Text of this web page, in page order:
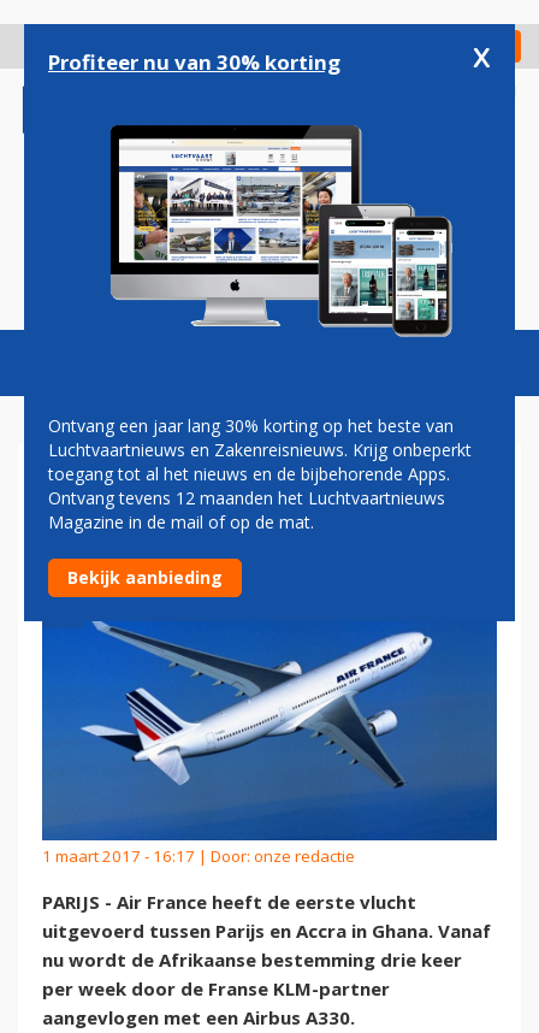
gaan
Check in
Magazine Podcasts Vacatures
AIR FRANCE VAN START MET
LIJNDIENST NAAR ACCRA
1 maart 2017 - 16:17 | Door: onze redactie
PARIJS - Air France heeft de eerste vlucht
uitgevoerd tussen Parijs en Accra in Ghana. Vanaf
nu wordt de Afrikaanse bestemming drie keer
per week door de Franse KLM-partner
aangevlogen met een Airbus A330.
Profiteer nu van 30% korting x
Ontvang een jaar lang 30% korting op het beste van
Luchtvaartnieuws en Zakenreisnieuws. Krijg onbeperkt
toegang tot al het nieuws en de bijbehorende Apps.
Ontvang tevens 12 maanden het Luchtvaartnieuws
Magazine in de mail of op de mat.
Bekijk aanbieding